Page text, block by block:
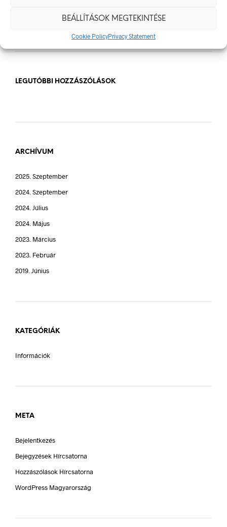
BEÁLLÍTÁSOK MEGTEKINTÉSE
Cookie PolicyPrivacy Statement
Ellenőrzés És Tudatosság Fontossága
LEGUTÓBBI HOZZÁSZÓLÁSOK
ARCHÍVUM
2025. Szeptember
2024. Szeptember
2024. Július
2024. Május
2023. Március
2023. Február
2019. Június
KATEGÓRIÁK
Információk
META
Bejelentkezés
Bejegyzések Hírcsatorna
Hozzászólások Hírcsatorna
WordPress Magyarország